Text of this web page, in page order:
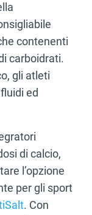
contenenti
carboidrati.
gli atleti
ed
di calcio,
l’opzione
per gli sport
. Con